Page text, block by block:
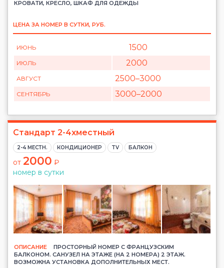
КРОВАТИ, КРЕСЛО, ШКАФ ДЛЯ ОДЕЖДЫ
ЦЕНА ЗА НОМЕР В СУТКИ, РУБ.
ИЮНЬ 1500
ИЮЛЬ 2000
АВГУСТ 2500–3000
СЕНТЯБРЬ 3000–2000
Стандарт 2-4хместный
2-4 МЕСТН. КОНДИЦИОНЕР TV БАЛКОН
от 2000 ₽
номер в сутки
ОПИСАНИЕ
ПРОСТОРНЫЙ НОМЕР С ФРАНЦУЗСКИМ
БАЛКОНОМ. САНУЗЕЛ НА ЭТАЖЕ (НА 2 НОМЕРА) 2 ЭТАЖ.
ВОЗМОЖНА УСТАНОВКА ДОПОЛНИТЕЛЬНЫХ МЕСТ.